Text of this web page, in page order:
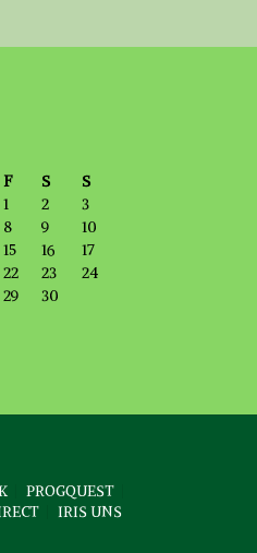
F S
S
1
2
3
8 9
10
15 16
17
22 23
24
29 30
PROGQUEST
IRIS UNS